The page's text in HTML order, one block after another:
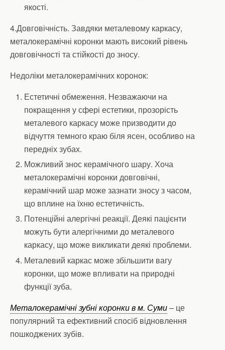
якості.
4.Довговічність. Завдяки металевому каркасу,
металокерамічні коронки мають високий рівень
довговічності та стійкості до зносу.
Недоліки металокерамічних коронок:
Естетичні обмеження. Незважаючи на
покращення у сфері естетики, прозорість
металевого каркасу може призводити до
відчуття темного краю біля ясен, особливо на
передніх зубах.
Можливий знос керамічного шару. Хоча
металокерамічні коронки довговічні,
керамічний шар може зазнати зносу з часом,
що вплине на їхню естетичність.
Потенційні алергічні реакції. Деякі пацієнти
можуть бути алергічними до металевого
каркасу, що може викликати деякі проблеми.
Металевий каркас може збільшити вагу
коронки, що може впливати на природні
функції зуба.
Металокерамічні зубні коронки в м. Суми– це
популярний та ефективний спосіб відновлення
пошкоджених зубів.